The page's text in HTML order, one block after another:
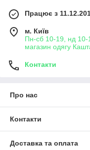
-купити чоловічу
- купити чоловічу
однотонну
смужку
- купити темну
- купити ошатну
- купити
- купити
великого розміру
Працює з
м. Київ
Пн-сб 10-19, нд 10-
магазин одягу
Контакти
Про нас
Контакти
Доставка та оплата